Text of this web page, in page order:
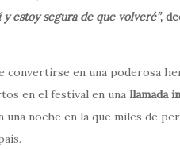
estoy segura de que volveré”,
convertirse en una poderosa
en el festival en una llamada
una noche en la que miles de